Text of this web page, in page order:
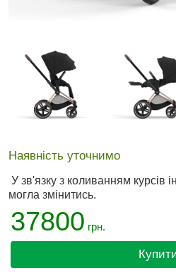
Наявність уточнимо
У зв'язку з коливанням курсів
могла змінитись.
37800 грн.